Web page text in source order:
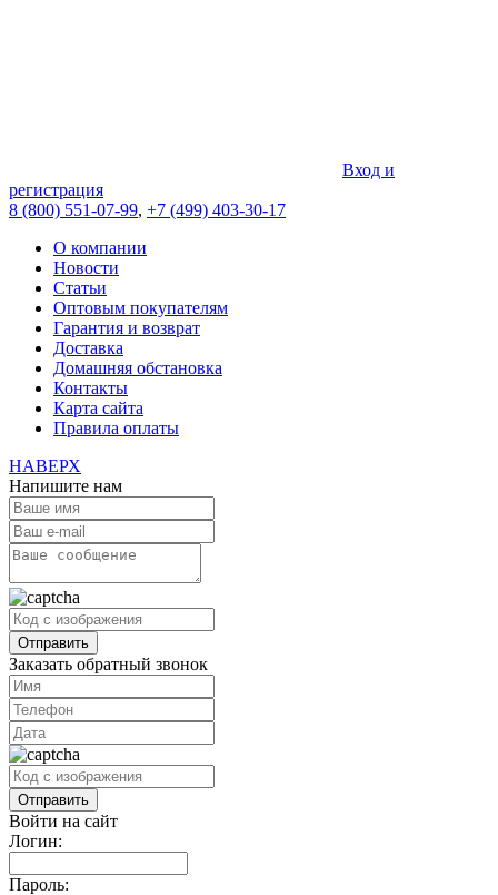
Вход и
регистрация
8 (800) 551-07-99, +7 (499) 403-30-17
О компании
Новости
Статьи
Оптовым покупателям
Гарантия и возврат
Доставка
Домашняя обстановка
Контакты
Карта сайта
Правила оплаты
НАВЕРХ
Напишите нам
Заказать обратный звонок
Войти на сайт
Логин:
Пароль: